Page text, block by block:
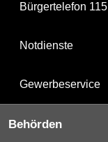
Bürgertelefon 115
Notdienste
Gewerbeservice
Behörden